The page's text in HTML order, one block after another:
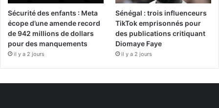
Sécurité des enfants : Meta
écope d’une amende record
de 942 millions de dollars
pour des manquements
il y a 2 jours
Sénégal : trois influenceurs
TikTok emprisonnés pour
des publications critiquant
Diomaye Faye
il y a 2 jours